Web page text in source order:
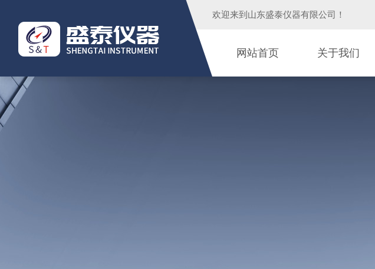
欢迎来到 山东盛泰仪器有限公司 ！
网站首页 关于我们